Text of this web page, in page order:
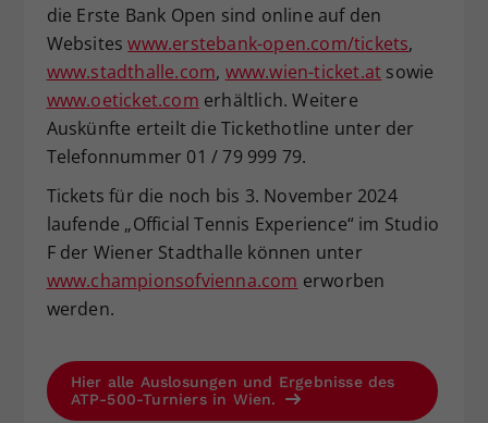
die Erste Bank Open sind online auf den
Websiteswww.erstebank-open.com/tickets,
www.stadthalle.com, www.wien-ticket.at sowie
www.oeticket.com erhältlich. Weitere
Auskünfte erteilt die Tickethotline unter der
Telefonnummer 01 / 79 999 79.
Tickets für die noch bis 3. November 2024
laufende „Official Tennis Experience“ im Studio
F der Wiener Stadthalle können unter
www.championsofvienna.com erworben
werden.
Hier alle Auslosungen und Ergebnisse des
ATP-500-Turniers in Wien.